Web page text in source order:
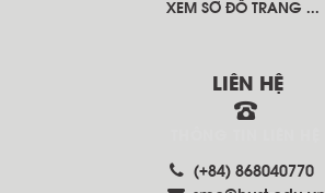
XEM SƠ ĐỒ TRANG ...
LIÊN HỆ
(+84) 868040770